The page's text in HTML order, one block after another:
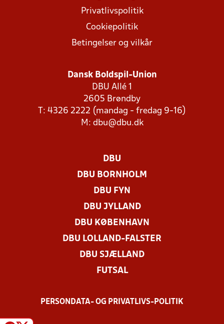
Privatlivspolitik
Cookiepolitik
Betingelser og vilkår
Dansk Boldspil-Union
DBU Allé 1
2605 Brøndby
T: 4326 2222 (mandag - fredag 9-16)
M: dbu@dbu.dk
DBU
DBU BORNHOLM
DBU FYN
DBU JYLLAND
DBU KØBENHAVN
DBU LOLLAND-FALSTER
DBU SJÆLLAND
FUTSAL
PERSONDATA- OG PRIVATLIVS-POLITIK